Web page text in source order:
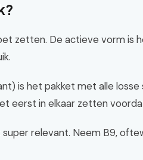
zetten. De actieve vorm is
is het pakket met alle
eerst in elkaar zetten
relevant. Neem B9,